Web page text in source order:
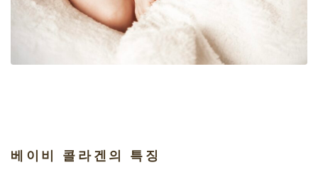
베이비 콜라겐의 특징